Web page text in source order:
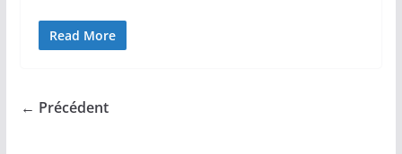
Read More
← Précédent